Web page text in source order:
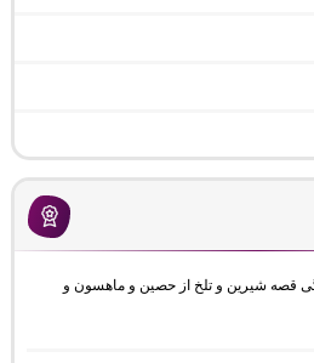
قصه شیرین و تلخ از حصین و ماهسون و